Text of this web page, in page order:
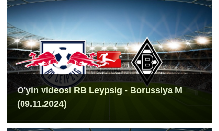
O'yin videosi RB Leypsig - Borussiya M
(09.11.2024)